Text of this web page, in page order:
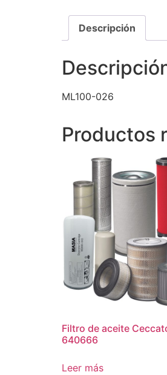
Descripción
ML100-026
Productos
Filtro de aceite
640666
Leer más